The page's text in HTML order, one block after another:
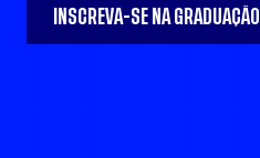
INSCREVA-SE NA GRADUAÇÃO